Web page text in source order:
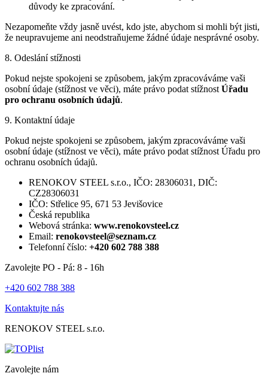
důvody ke zpracování.
Nezapomeňte vždy jasně uvést, kdo jste, abychom si mohli být jisti,
že neupravujeme ani neodstraňujeme žádné údaje nesprávné osoby.
8. Odeslání stížnosti
Pokud nejste spokojeni se způsobem, jakým zpracováváme vaši
osobní údaje (stížnost ve věci), máte právo podat stížnost Úřadu
pro ochranu osobních údajů.
9. Kontaktní údaje
Pokud nejste spokojeni se způsobem, jakým zpracováváme vaši
osobní údaje (stížnost ve věci), máte právo podat stížnost Úřadu pro
ochranu osobních údajů.
RENOKOV STEEL s.r.o., IČO: 28306031, DIČ:
CZ28306031
IČO: Střelice 95, 671 53 Jevišovice
Česká republika
Webová stránka: www.renokovsteel.cz
Email: renokovsteel@seznam.cz
Telefonní číslo: +420 602 788 388
Zavolejte PO - Pá: 8 - 16h
+420 602 788 388
Kontaktujte nás
RENOKOV STEEL s.r.o.
Zavolejte nám